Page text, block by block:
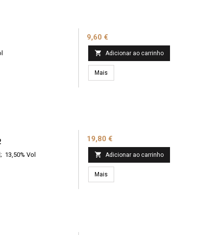
Preço
9,60 €
 Adicionar ao carrinho
Mais
13,50% Vol
Preço
19,80 €
 Adicionar ao carrinho
Mais